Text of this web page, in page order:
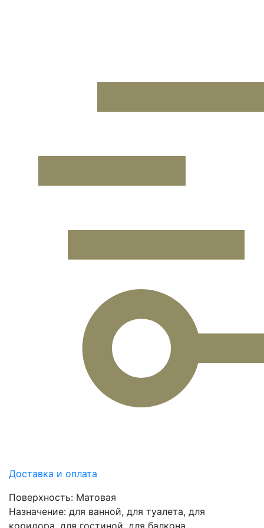
Доставка и оплата
Поверхность: Матовая
Назначение: для ванной, для туалета, для
коридора, для гостиной, для балкона